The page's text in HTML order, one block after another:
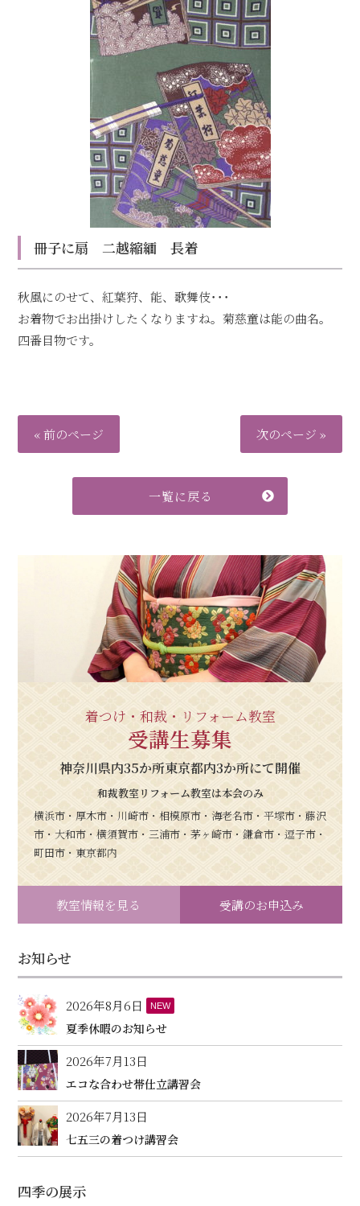
冊子に扇 二越縮緬 長着
秋風にのせて、紅葉狩、能、歌舞伎･･･
お着物でお出掛けしたくなりますね。菊慈童は能の曲名。
四番目物です。
« 前のページ 次のページ »
一覧に戻る
着つけ・和裁・リフォーム教室
受講生募集
神奈川県内35か所東京都内3か所にて開催
和裁教室リフォーム教室は本会のみ
横浜市・厚木市・川崎市・相模原市・海老名市・平塚市・藤沢
市・大和市・横須賀市・三浦市・茅ヶ崎市・鎌倉市・逗子市・
町田市・東京都内
教室情報を見る 受講のお申込み
お知らせ
2026年8月6日 NEW
夏季休暇のお知らせ
2026年7月13日
エコな合わせ帯仕立講習会
2026年7月13日
七五三の着つけ講習会
四季の展示